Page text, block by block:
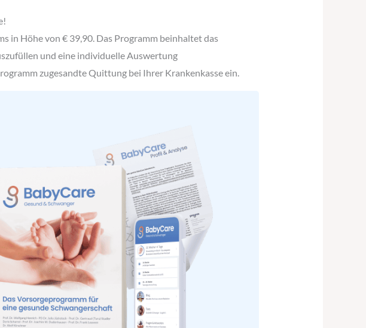
in Höhe von € 39,90. Das Programm beinhaltet das
und eine individuelle Auswertung
zugesandte Quittung bei Ihrer Krankenkasse ein.